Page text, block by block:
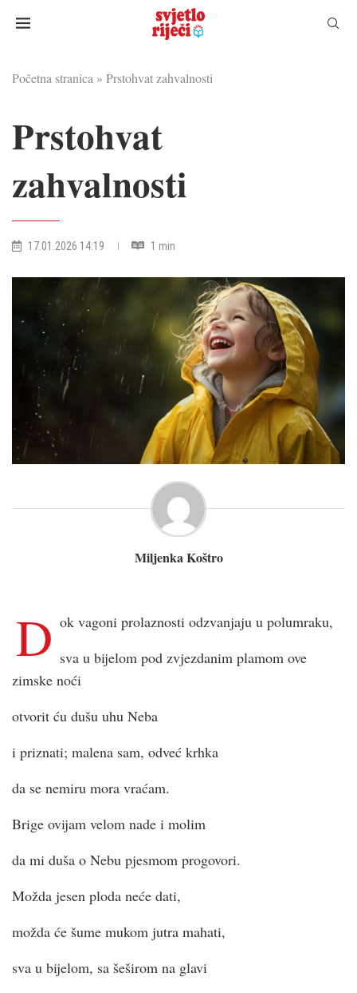
Početna stranica » Prstohvat zahvalnosti
Prstohvat
zahvalnosti
17.01.2026 14:19 1 min
Miljenka Koštro
D ok vagoni prolaznosti odzvanjaju u polumraku,
sva u bijelom pod zvjezdanim plamom ove
zimske noći
otvorit ću dušu uhu Neba
i priznati; malena sam, odveć krhka
da se nemiru mora vraćam.
Brige ovijam velom nade i molim
da mi duša o Nebu pjesmom progovori.
Možda jesen ploda neće dati,
možda će šume mukom jutra mahati,
sva u bijelom, sa šeširom na glavi